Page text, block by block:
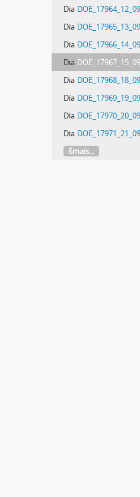
Dia DOE_17964_12_09_2006_36F - Diário Oficial do
Dia DOE_17965_13_09_2006_32F - Diário Oficial do
Dia DOE_17966_14_09_2006_52F - Diário Oficial do
Dia DOE_17967_15_09_2006_64F - Diário Oficial do
Dia DOE_17968_18_09_2006_40F_JUCESC_17968_12F -
Dia DOE_17969_19_09_2006_84F - Diário Oficial do
Dia DOE_17970_20_09_2006_28F - Diário Oficial do
Dia DOE_17971_21_09_2006_72F - Diário Oficial do
6mais...